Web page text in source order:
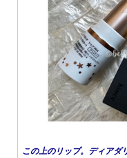
この上のリップ。ディアダ